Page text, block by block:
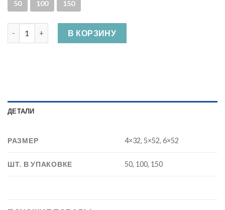
50 100 150
Количество Дюбель Молли с полукольцом
В КОРЗИНУ
ДЕТАЛИ
РАЗМЕР 4×32, 5×52, 6×52
ШТ. В УПАКОВКЕ 50, 100, 150